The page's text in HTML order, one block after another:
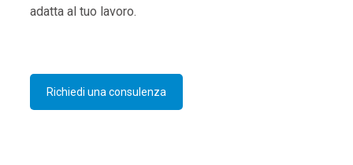
adatta al tuo lavoro.
Richiedi una consulenza